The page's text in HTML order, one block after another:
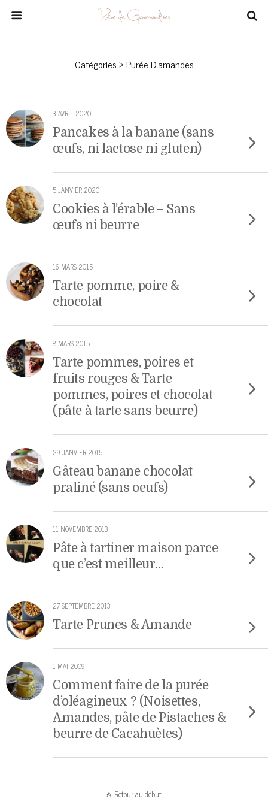
Catégories ›Purée D’amandes
3 AVRIL 2020
Pancakes à la banane (sans
œufs, ni lactose ni gluten)
5 JANVIER 2020
Cookies à l’érable – Sans
œufs ni beurre
16 MARS 2015
Tarte pomme, poire &
chocolat
8 MARS 2015
Tarte pommes, poires et
fruits rouges & Tarte
pommes, poires et chocolat
(pâte à tarte sans beurre)
29 JANVIER 2015
Gâteau banane chocolat
praliné (sans oeufs)
11 NOVEMBRE 2013
Pâte à tartiner maison parce
que c’est meilleur…
27 SEPTEMBRE 2013
Tarte Prunes & Amande
1 MAI 2009
Comment faire de la purée
d’oléagineux ? (Noisettes,
Amandes, pâte de Pistaches &
beurre de Cacahuètes)
Retour au début